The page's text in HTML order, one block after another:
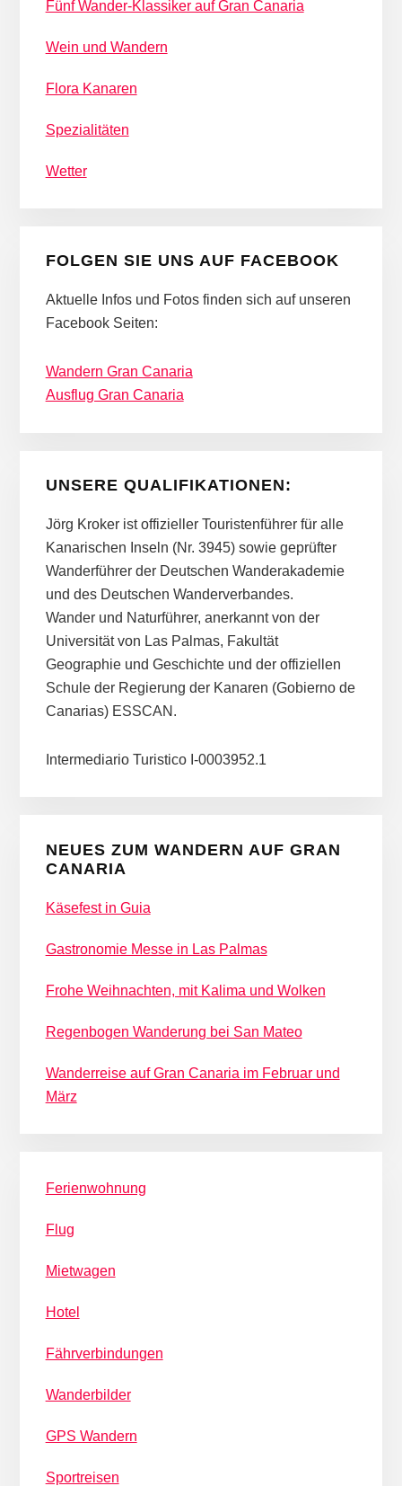
Fünf Wander-Klassiker auf Gran Canaria
Wein und Wandern
Flora Kanaren
Spezialitäten
Wetter
FOLGEN SIE UNS AUF FACEBOOK
Aktuelle Infos und Fotos finden sich auf unseren
Facebook Seiten:
Wandern Gran Canaria
Ausflug Gran Canaria
UNSERE QUALIFIKATIONEN:
Jörg Kroker ist offizieller Touristenführer für alle
Kanarischen Inseln (Nr. 3945) sowie geprüfter
Wanderführer der Deutschen Wanderakademie
und des Deutschen Wanderverbandes.
Wander und Naturführer, anerkannt von der
Universität von Las Palmas, Fakultät
Geographie und Geschichte und der offiziellen
Schule der Regierung der Kanaren (Gobierno de
Canarias) ESSCAN.
Intermediario Turistico I-0003952.1
NEUES ZUM WANDERN AUF GRAN
CANARIA
Käsefest in Guia
Gastronomie Messe in Las Palmas
Frohe Weihnachten, mit Kalima und Wolken
Regenbogen Wanderung bei San Mateo
Wanderreise auf Gran Canaria im Februar und
März
Ferienwohnung
Flug
Mietwagen
Hotel
Fährverbindungen
Wanderbilder
GPS Wandern
Sportreisen